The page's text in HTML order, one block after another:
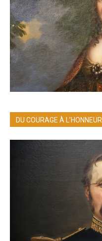
DU COURAGE À L’HONNEUR